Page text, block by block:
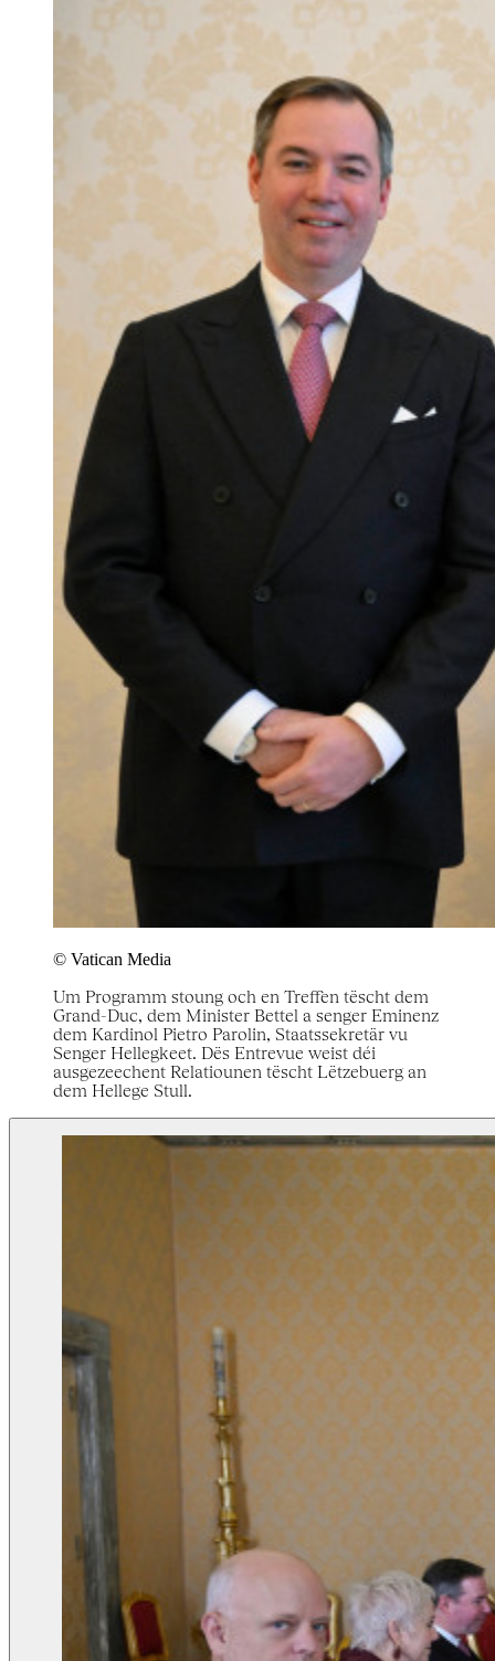
© Vatican Media
Um Programm stoung och en Treffen tëscht dem
Grand-Duc, dem Minister Bettel a senger Eminenz
dem Kardinol Pietro Parolin, Staatssekretär vu
Senger Hellegkeet. Dës Entrevue weist déi
ausgezeechent Relatiounen tëscht Lëtzebuerg an
dem Hellege Stull.